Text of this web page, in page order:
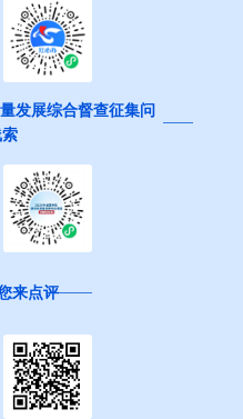
发展综合督查征集问
来点评